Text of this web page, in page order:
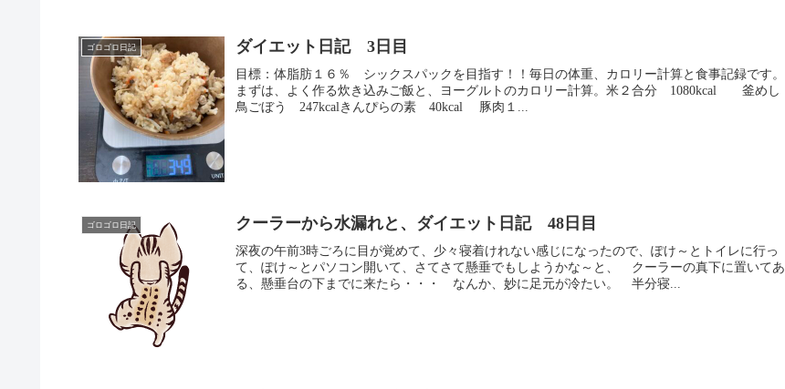
ゴロゴロ日記 ダイエット日記 3日目
目標：体脂肪１６％ シックスパックを目指す！！毎日の体重、カロリー計算と食事記録です。
まずは、よく作る炊き込みご飯と、ヨーグルトのカロリー計算。米２合分 1080kcal 釜めし
鳥ごぼう 247kcalきんぴらの素 40kcal 豚肉１...
ゴロゴロ日記 クーラーから水漏れと、ダイエット日記 48日目
深夜の午前3時ごろに目が覚めて、少々寝着けれない感じになったので、ぽけ～とトイレに行っ
て、ぽけ～とパソコン開いて、さてさて懸垂でもしようかな～と、 クーラーの真下に置いてあ
る、懸垂台の下までに来たら・・・ なんか、妙に足元が冷たい。 半分寝...